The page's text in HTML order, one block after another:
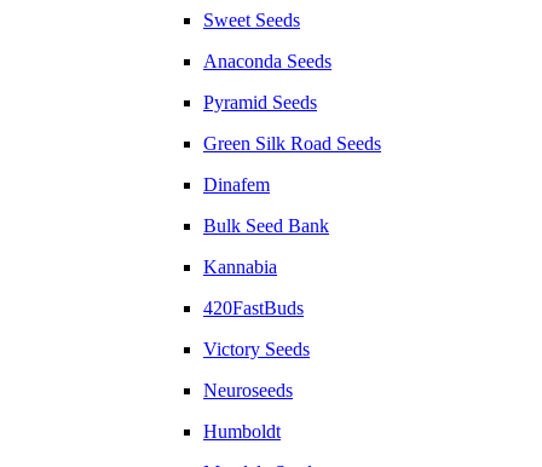
Sweet Seeds
Anaconda Seeds
Pyramid Seeds
Green Silk Road Seeds
Dinafem
Bulk Seed Bank
Kannabia
420FastBuds
Victory Seeds
Neuroseeds
Humboldt